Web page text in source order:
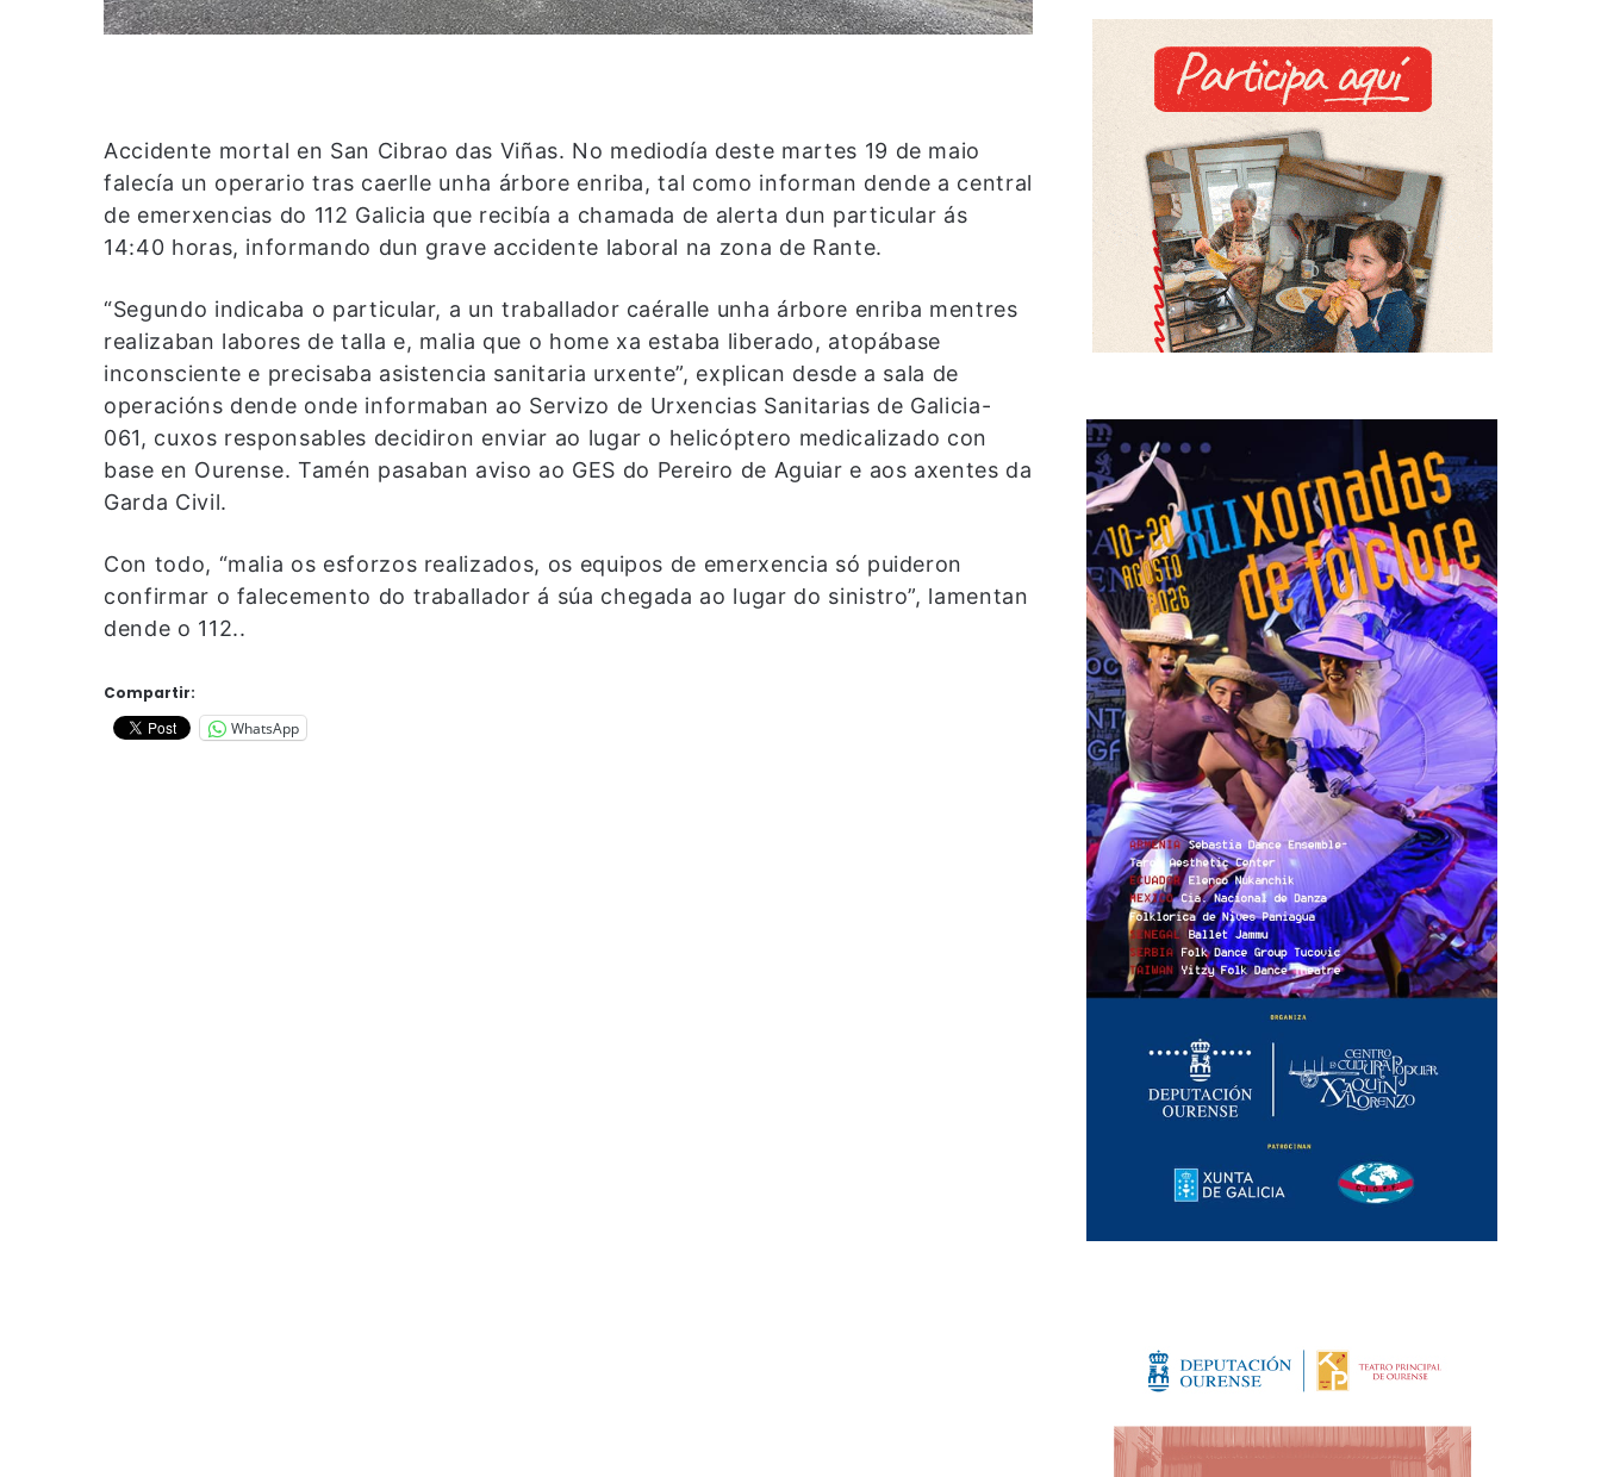
Accidente mortal en San Cibrao das Viñas. No mediodía deste martes 19 de maio
falecía un operario tras caerlle unha árbore enriba, tal como informan dende a central
de emerxencias do 112 Galicia que recibía a chamada de alerta dun particular ás
14:40 horas, informando dun grave accidente laboral na zona de Rante.
“Segundo indicaba o particular, a un traballador caéralle unha árbore enriba mentres
realizaban labores de talla e, malia que o home xa estaba liberado, atopábase
inconsciente e precisaba asistencia sanitaria urxente”, explican desde a sala de
operacións dende onde informaban ao Servizo de Urxencias Sanitarias de Galicia-
061, cuxos responsables decidiron enviar ao lugar o helicóptero medicalizado con
base en Ourense. Tamén pasaban aviso ao GES do Pereiro de Aguiar e aos axentes da
Garda Civil.
Con todo, “malia os esforzos realizados, os equipos de emerxencia só puideron
confirmar o falecemento do traballador á súa chegada ao lugar do sinistro”, lamentan
dende o 112..
Compartir:
WhatsApp